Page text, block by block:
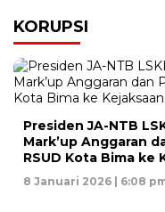
KORUPSI
Presiden JA-NTB
Mark’up Anggaran
RSUD Kota Bima ke
8 Januari 2026 | 6:08